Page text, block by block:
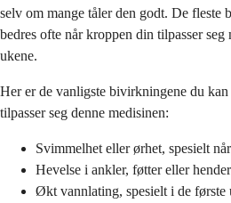
selv om mange tåler den godt. De fleste
bedres ofte når kroppen din tilpasser
ukene.
Her er de vanligste bivirkningene du
tilpasser seg denne medisinen:
Svimmelhet eller ørhet, spesielt
Hevelse i ankler, føtter eller hender
Økt vannlating, spesielt i de første